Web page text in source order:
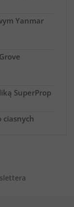
Yanmar
SuperProp
ciasnych